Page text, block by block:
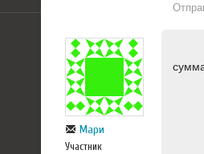
Мари
Участник